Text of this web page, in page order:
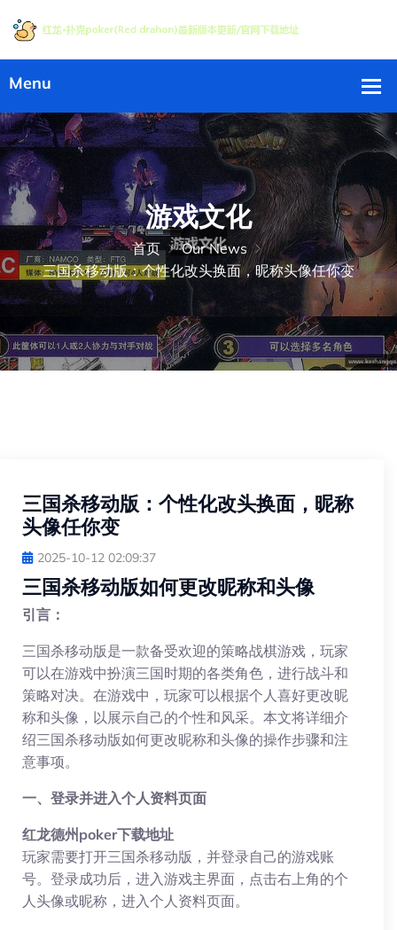
游戏文化
首页
Our News
三国杀移动版：个性化改头换面，昵称头像任你变
三国杀移动版：个性化改头换面，昵称
头像任你变
2025-10-12 02:09:37
三国杀移动版如何更改昵称和头像
引言：
三国杀移动版是一款备受欢迎的策略战棋游戏，玩家
可以在游戏中扮演三国时期的各类角色，进行战斗和
策略对决。在游戏中，玩家可以根据个人喜好更改昵
称和头像，以展示自己的个性和风采。本文将详细介
绍三国杀移动版如何更改昵称和头像的操作步骤和注
意事项。
一、登录并进入个人资料页面
红龙德州poker下载地址
玩家需要打开三国杀移动版，并登录自己的游戏账
号。登录成功后，进入游戏主界面，点击右上角的个
人头像或昵称，进入个人资料页面。